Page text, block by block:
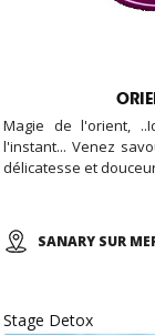
Magie de l'orient,
l'instant... Venez
délicatesse et
SANARY SUR
Stage Detox